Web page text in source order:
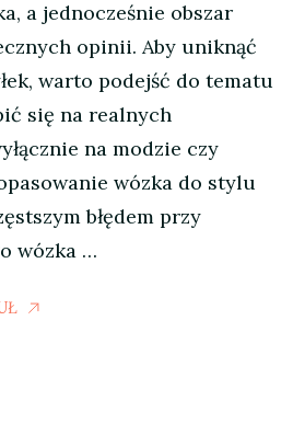
a jednocześnie obszar
opinii. Aby uniknąć
warto podejść do tematu
się na realnych
na modzie czy
wózka do stylu
błędem przy
wózka …